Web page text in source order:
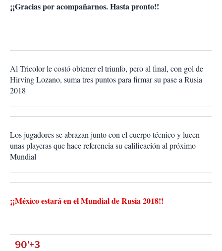
¡¡Gracias por acompañarnos. Hasta pronto!!
Al Tricolor le costó obtener el triunfo, pero al final, con gol de
Hirving Lozano, suma tres puntos para firmar su pase a Rusia
2018
Los jugadores se abrazan junto con el cuerpo técnico y lucen
unas playeras que hace referencia su calificación al próximo
Mundial
¡¡México estará en el Mundial de Rusia 2018!!
90'+3